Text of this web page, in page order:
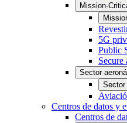
Mission-
5G
Public
Sector
Sector
Centros de datos y
Centros de